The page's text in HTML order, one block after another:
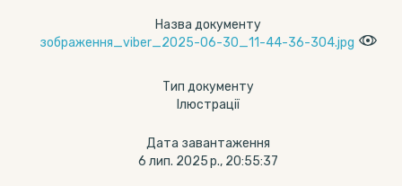
Назва документу
зображення_viber_2025-06-30_11-44-36-304.jpg
Тип документу
Ілюстрації
Дата завантаження
6 лип. 2025 р., 20:55:37